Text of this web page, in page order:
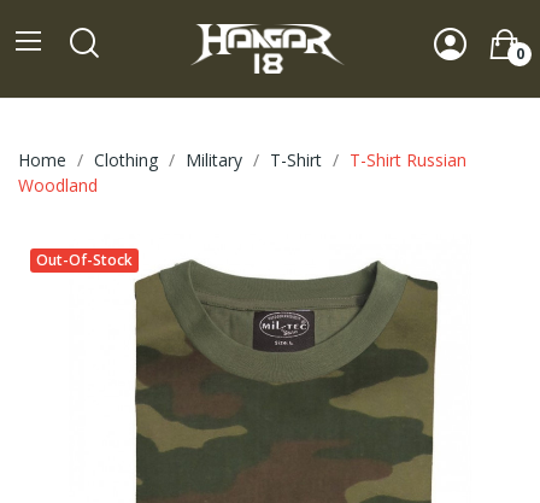
0
Home Clothing Military T-Shirt
T-Shirt Russian
Woodland
Out-Of-Stock